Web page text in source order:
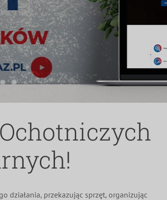
działania, przekazując sprzęt, organizując